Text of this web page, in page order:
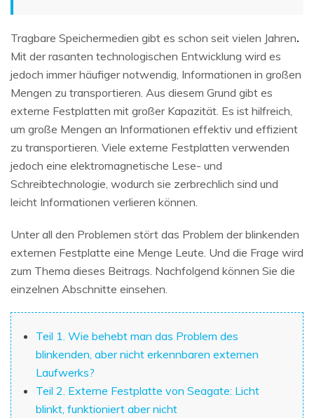
Tragbare Speichermedien gibt es schon seit vielen Jahren.
Mit der rasanten technologischen Entwicklung wird es
jedoch immer häufiger notwendig, Informationen in großen
Mengen zu transportieren. Aus diesem Grund gibt es
externe Festplatten mit großer Kapazität. Es ist hilfreich,
um große Mengen an Informationen effektiv und effizient
zu transportieren. Viele externe Festplatten verwenden
jedoch eine elektromagnetische Lese- und
Schreibtechnologie, wodurch sie zerbrechlich sind und
leicht Informationen verlieren können.
Unter all den Problemen stört das Problem der blinkenden
externen Festplatte eine Menge Leute. Und die Frage wird
zum Thema dieses Beitrags. Nachfolgend können Sie die
einzelnen Abschnitte einsehen.
Teil 1. Wie behebt man das Problem des
blinkenden, aber nicht erkennbaren externen
Laufwerks?
Teil 2. Externe Festplatte von Seagate: Licht
blinkt, funktioniert aber nicht